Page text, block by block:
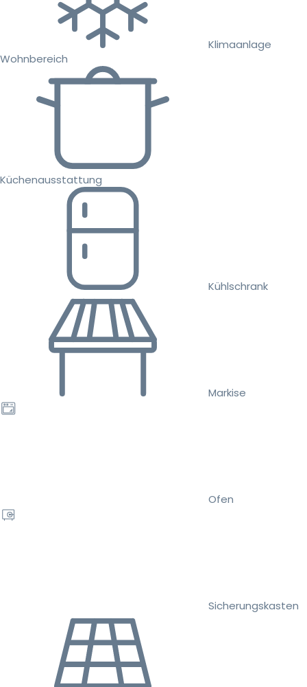
Klimaanlage
Wohnbereich
Küchenausstattung
Kühlschrank
Markise
Ofen
Sicherungskasten